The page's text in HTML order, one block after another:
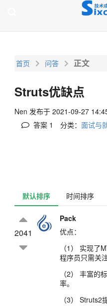
首页 问答 正文
Struts优缺点
Nen 发布于 2021-09-27
答案 1 分类：面试与
默认排序 时间排序
2041
Pack
优点：
（1） 实现了
程序员只需关
（2） 丰富的
率。
（3） Struts2